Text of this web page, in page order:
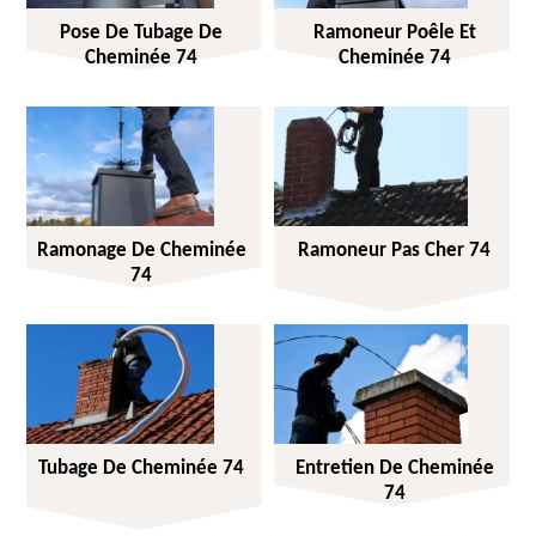
Pose De Tubage De
Cheminée 74
Ramoneur Poêle Et
Cheminée 74
Ramonage De Cheminée
74
Ramoneur Pas Cher 74
Tubage De Cheminée 74
Entretien De Cheminée
74